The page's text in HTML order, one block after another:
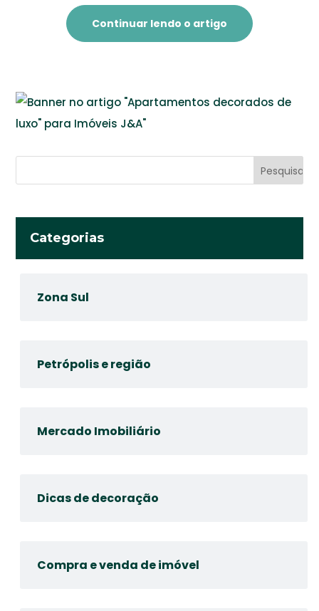
Continuar lendo o artigo
Categorias
Zona Sul
Petrópolis e região
Mercado Imobiliário
Dicas de decoração
Compra e venda de imóvel